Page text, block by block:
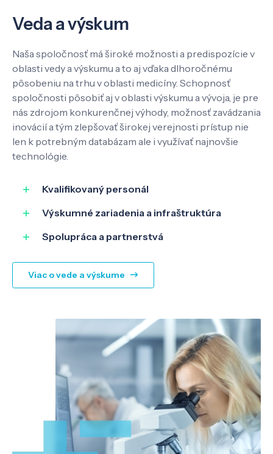
Veda a výskum
Naša spoločnosť má široké možnosti a predispozície v
oblasti vedy a výskumu a to aj vďaka dlhoročnému
pôsobeniu na trhu v oblasti medicíny. Schopnosť
spoločnosti pôsobiť aj v oblasti výskumu a vývoja, je pre
nás zdrojom konkurenčnej výhody, možnosť zavádzania
inovácií a tým zlepšovať širokej verejnosti prístup nie
len k potrebným databázam ale i využívať najnovšie
technológie.
Kvalifikovaný personál
Výskumné zariadenia a infraštruktúra
Spolupráca a partnerstvá
Viac o vede a výskume